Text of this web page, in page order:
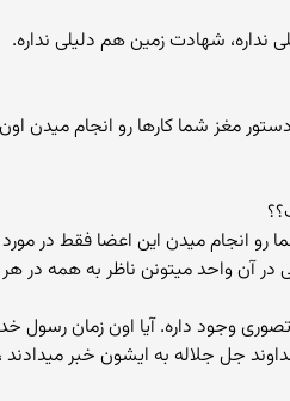
مغز شما کارها رو انجام
رو انجام میدن این اعضا فقط در
در آن واحد میتونن ناظر به همه در
جل جلاله به ایشون خبر